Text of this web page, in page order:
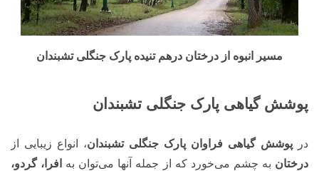
مسیر انبوه از درختان درهم تنیده پارک جنگلی تشبندان
پوشش گیاهی پارک جنگلی تشبندان
در پوشش گیاهی فراوان پارک جنگلی تشبندان، انواع زیبایی از
درختان به چشم می‌خورد که از جمله آنها می‌توان به
افرا، گردو،